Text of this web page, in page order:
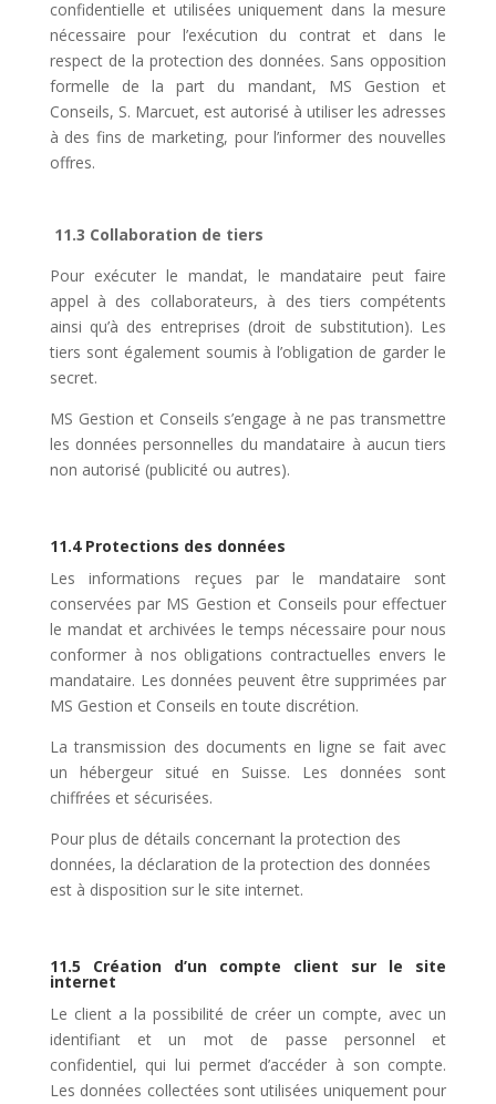
confidentielle et utilisées uniquement dans la mesure
nécessaire pour l’exécution du contrat et dans le
respect de la protection des données. Sans opposition
formelle de la part du mandant, MS Gestion et
Conseils, S. Marcuet, est autorisé à utiliser les adresses
à des fins de marketing, pour l’informer des nouvelles
offres.
11.3 Collaboration de tiers
Pour exécuter le mandat, le mandataire peut faire
appel à des collaborateurs, à des tiers compétents
ainsi qu’à des entreprises (droit de substitution). Les
tiers sont également soumis à l’obligation de garder le
secret.
MS Gestion et Conseils s’engage à ne pas transmettre
les données personnelles du mandataire à aucun tiers
non autorisé (publicité ou autres).
11.4 Protections des données
Les informations reçues par le mandataire sont
conservées par MS Gestion et Conseils pour effectuer
le mandat et archivées le temps nécessaire pour nous
conformer à nos obligations contractuelles envers le
mandataire. Les données peuvent être supprimées par
MS Gestion et Conseils en toute discrétion.
La transmission des documents en ligne se fait avec
un hébergeur situé en Suisse. Les données sont
chiffrées et sécurisées.
Pour plus de détails concernant la protection des
données, la déclaration de la protection des données
est à disposition sur le site internet.
11.5 Création d’un compte client sur le site
internet
Le client a la possibilité de créer un compte, avec un
identifiant et un mot de passe personnel et
confidentiel, qui lui permet d’accéder à son compte.
Les données collectées sont utilisées uniquement pour